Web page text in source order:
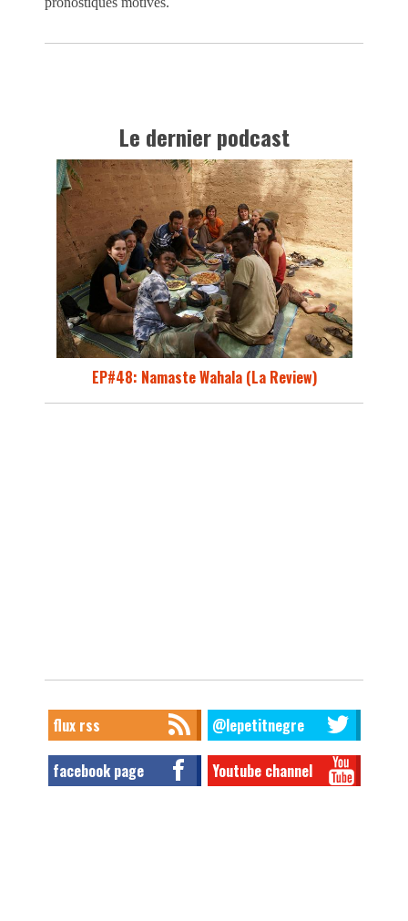
Le dernier podcast
EP#48: Namaste Wahala (La Review)
flux rss @lepetitnegre
facebook page Youtube channel